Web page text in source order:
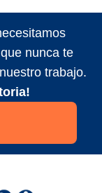
nunca te
trabajo.